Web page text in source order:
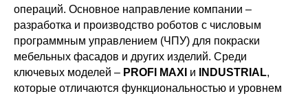
операций. Основное направление компании –
разработка и производство роботов с числовым
программным управлением (ЧПУ) для покраски
мебельных фасадов и других изделий. Среди
ключевых моделей – PROFI MAXI и INDUSTRIAL,
которые отличаются функциональностью и уровнем